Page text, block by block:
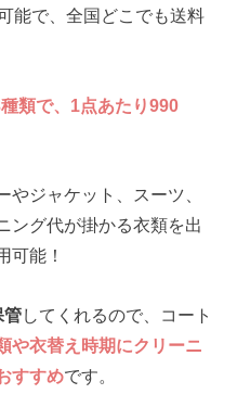
能で、全国どこでも送料
類で、1点あたり990
ジャケット、スーツ、
ング代が掛かる衣類を出
可能！
管してくれるので、コート
や衣替え時期にクリーニ
すすめです。